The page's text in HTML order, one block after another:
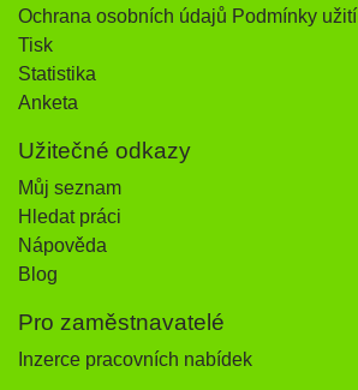
Ochrana osobních údajů Podmínky užití
Tisk
Statistika
Anketa
Užitečné odkazy
Můj seznam
Hledat práci
Nápověda
Blog
Pro zaměstnavatelé
Inzerce pracovních nabídek